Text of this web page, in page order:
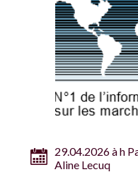
29.04.2026 à h
Aline Lecuq